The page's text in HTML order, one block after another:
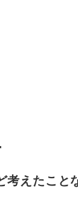
考えたこと